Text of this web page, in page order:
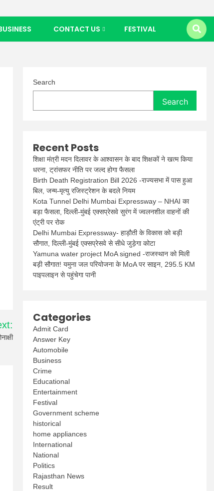
CONTACT US FESTIVAL
Search
Search
Recent Posts
शिक्षा मंत्री मदन दिलावर के आश्वासन के बाद शिक्षकों ने खत्म किया
धरना, ट्रांसफर नीति पर जल्द होगा फैसला
Birth Death Registration Bill 2026 -राज्यसभा में पास हुआ
बिल, जन्म-मृत्यु रजिस्ट्रेशन के बदले नियम
Kota Tunnel Delhi Mumbai Expressway – NHAI का
बड़ा फैसला, दिल्ली-मुंबई एक्सप्रेसवे सुरंग में ज्वलनशील वाहनों की
एंट्री पर रोक
Delhi Mumbai Expressway- हाड़ौती के विकास को बड़ी
सौगात, दिल्ली-मुंबई एक्सप्रेसवे से सीधे जुड़ेगा कोटा
Yamuna water project MoA signed -राजस्थान को मिली
बड़ी सौगात! यमुना जल परियोजना के MoA पर साइन, 295.5 KM
पाइपलाइन से पहुंचेगा पानी
Categories
Admit Card
Answer Key
Automobile
Business
Crime
Educational
Entertainment
Festival
Government scheme
historical
home appliances
International
National
Politics
Rajasthan News
Result